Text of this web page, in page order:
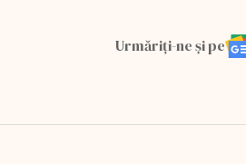
Urmăriți-ne și pe